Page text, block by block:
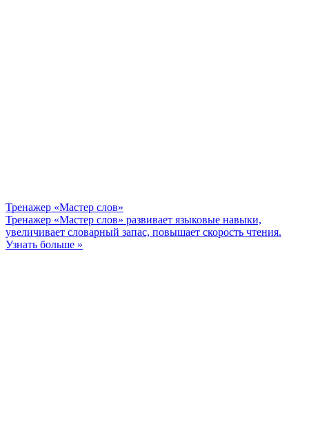
Тренажер «Мастер слов»
Тренажер «Мастер слов» развивает языковые навыки,
увеличивает словарный запас, повышает скорость чтения.
Узнать больше »